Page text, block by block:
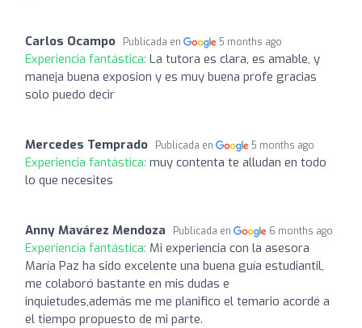
Carlos Ocampo Publicada en 5 months ago
Experiencia fantástica: La tutora es clara, es amable, y
maneja buena exposion y es muy buena profe gracias
solo puedo decir
Mercedes Temprado Publicada en 5 months ago
Experiencia fantástica: muy contenta te alludan en todo
lo que necesites
Anny Mavárez Mendoza Publicada en 6 months ago
Experiencia fantástica: Mi experiencia con la asesora
María Paz ha sido excelente una buena guía estudiantil,
me colaboró bastante en mis dudas e
inquietudes,además me me planifico el temario acordé a
el tiempo propuesto de mi parte.